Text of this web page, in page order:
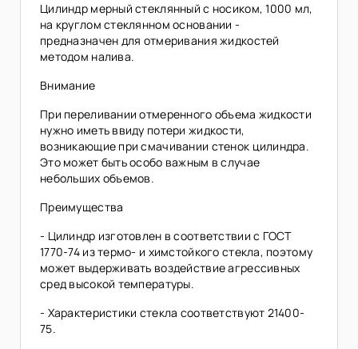
Цилиндр мерный стеклянный с носиком, 1000 мл,
на круглом стеклянном основании -
предназначен для отмеривания жидкостей
методом налива.
Внимание
При переливании отмеренного объема жидкости
нужно иметь ввиду потери жидкости,
возникающие при смачивании стенок цилиндра.
Это может быть особо важным в случае
небольших объемов.
Преимущества
- Цилиндр изготовлен в соответствии с ГОСТ
1770-74 из термо- и химстойкого стекла, поэтому
может выдерживать воздействие агрессивных
сред высокой температуры.
- Характеристики стекла соответствуют 21400-
75.